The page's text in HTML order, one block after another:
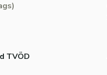
TVÖD